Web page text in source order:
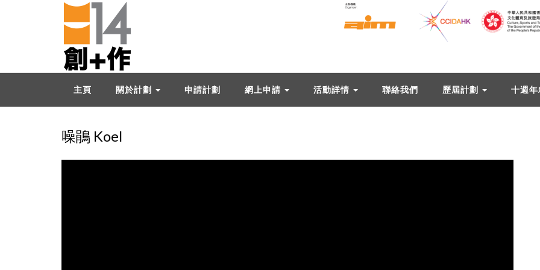
主頁 關於計劃 申請計劃 網上申請 活動詳情 聯絡我們 歷屆計劃 十週
噪鵑 Koel